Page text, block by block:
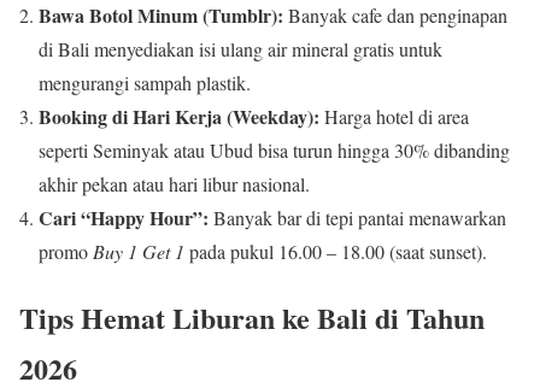
Bawa Botol Minum (Tumblr): Banyak cafe dan penginapan
di Bali menyediakan isi ulang air mineral gratis untuk
mengurangi sampah plastik.
Booking di Hari Kerja (Weekday): Harga hotel di area
seperti Seminyak atau Ubud bisa turun hingga 30% dibanding
akhir pekan atau hari libur nasional.
Cari “Happy Hour”: Banyak bar di tepi pantai menawarkan
promo Buy 1 Get 1 pada pukul 16.00 – 18.00 (saat sunset).
Tips Hemat Liburan ke Bali di Tahun
2026